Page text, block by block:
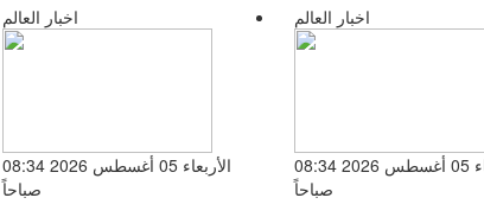
اخبار العالم
الأربعاء 05 أغسطس 2026 08:34
صباحاً
اخبار العالم
الأربعاء 05 أغسطس 2026 08:34
صباحاً